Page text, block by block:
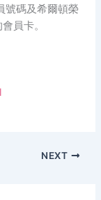
號碼及希爾頓榮
員卡。
NEXT